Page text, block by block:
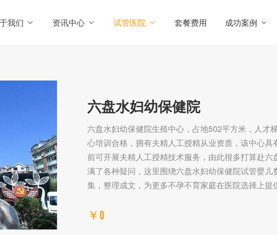
我们 资讯中心 试管医院 套餐费用 成功案例
六盘水妇幼保健院
六盘水妇幼保健院生殖中心，占地502平方米，人才
心培训合格，拥有夫精人工授精从业资质，该中心
前可开展夫精人工授精技术服务，由此很多打算赴
满了各种疑问，这里围绕六盘水妇幼保健院试管婴
集，整理成文，为更多不孕不育家庭在医院选择上
￥0